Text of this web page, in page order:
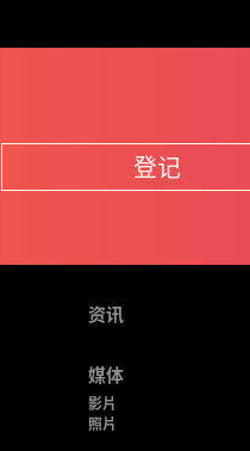
登记
资讯
媒体
影片
照片